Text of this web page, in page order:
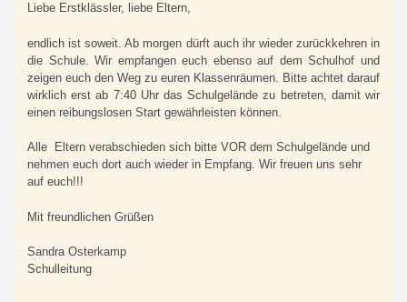
Liebe Erstklässler, liebe Eltern,
endlich ist soweit. Ab morgen dürft auch ihr wieder zurückkehren in
die Schule. Wir empfangen euch ebenso auf dem Schulhof und
zeigen euch den Weg zu euren Klassenräumen. Bitte achtet darauf
wirklich erst ab 7:40 Uhr das Schulgelände zu betreten, damit wir
einen reibungslosen Start gewährleisten können.
Alle Eltern verabschieden sich bitte VOR dem Schulgelände und
nehmen euch dort auch wieder in Empfang. Wir freuen uns sehr
auf euch!!!
Mit freundlichen Grüßen
Sandra Osterkamp
Schulleitung